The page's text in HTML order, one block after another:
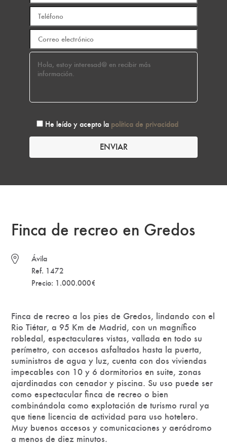
He leído y acepto la política de privacidad
Finca de recreo en Gredos
Ávila
Ref. 1472
Precio: 1.000.000€
Finca de recreo a los pies de Gredos, lindando con el
Rio Tiétar, a 95 Km de Madrid, con un magnífico
robledal, espectaculares vistas, vallada en todo su
perímetro, con accesos asfaltados hasta la puerta,
suministros de agua y luz, cuenta con dos viviendas
impecables con 10 y 6 dormitorios en suite, zonas
ajardinadas con cenador y piscina. Su uso puede ser
como espectacular finca de recreo o bien
combinándola como explotación de turismo rural ya
que tiene licencia de actividad para uso hotelero.
Muy buenos accesos y comunicaciones y aeródromo
a menos de diez minutos.